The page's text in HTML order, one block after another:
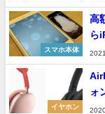
スマホ本体
高
ら
イヤホン
ォ